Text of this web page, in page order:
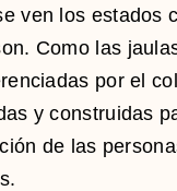
ven los estados
Como las
por el
y construidas
de las